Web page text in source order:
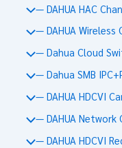
— DAHUA HAC
— DAHUA Wireless
— Dahua Cloud
— Dahua SMB
— DAHUA HDCVI
— DAHUA Network
— DAHUA HDCVI